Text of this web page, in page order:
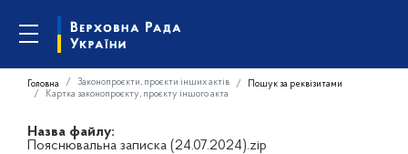
Головна Законопроєкти, проєкти інших актів
Пошук за реквізитами
Картка законопроєкту, проєкту іншого акта
Назва файлу:
Пояснювальна записка (24.07.2024).zip